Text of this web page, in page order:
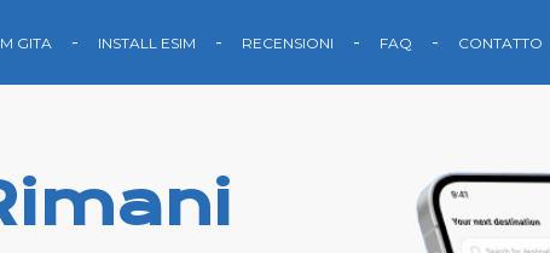
GITA INSTALL ESIM RECENSIONI FAQ CONTATTO